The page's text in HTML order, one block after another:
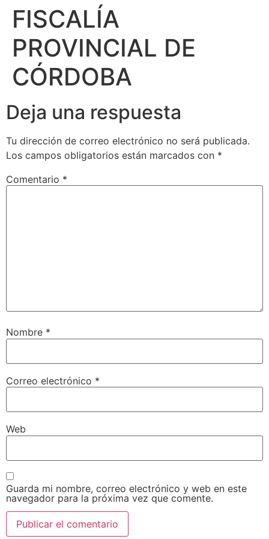
FISCALÍA
PROVINCIAL DE
CÓRDOBA
Deja una respuesta
Tu dirección de correo electrónico no será publicada.
Los campos obligatorios están marcados con *
Comentario *
Nombre *
Correo electrónico *
Web
Guarda mi nombre, correo electrónico y web en este
navegador para la próxima vez que comente.